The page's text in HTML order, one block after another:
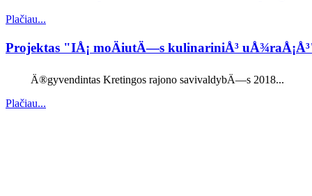
Plačiau...
Projektas "IÅ¡ moÄiutÄ—s kulinariniÅ³
Ä®gyvendintas Kretingos rajono savivaldybÄ—s 2018...
Plačiau...